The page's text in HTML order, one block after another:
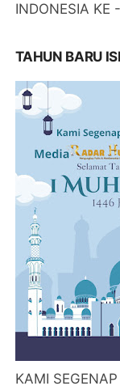
INDONESIA
TAHUN BARU
KAMI